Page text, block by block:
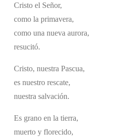
Cristo el Señor,
como la primavera,
como una nueva aurora,
resucitó.
Cristo, nuestra Pascua,
es nuestro rescate,
nuestra salvación.
Es grano en la tierra,
muerto y florecido,